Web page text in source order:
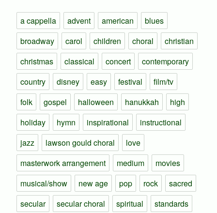
a cappella advent american
blues
broadway
carol children choral
christian
christmas
classical concert
contemporary
country
disney easy festival
film/tv
folk
gospel halloween hanukkah
high
holiday
hymn inspirational
instructional
jazz
lawson gould choral
love
masterwork arrangement
medium
movies
musical/show
new age pop rock
sacred
secular
secular choral spiritual
standards